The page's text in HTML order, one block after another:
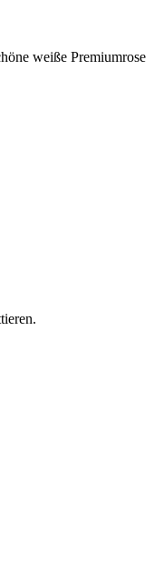
weiße Premiumrose